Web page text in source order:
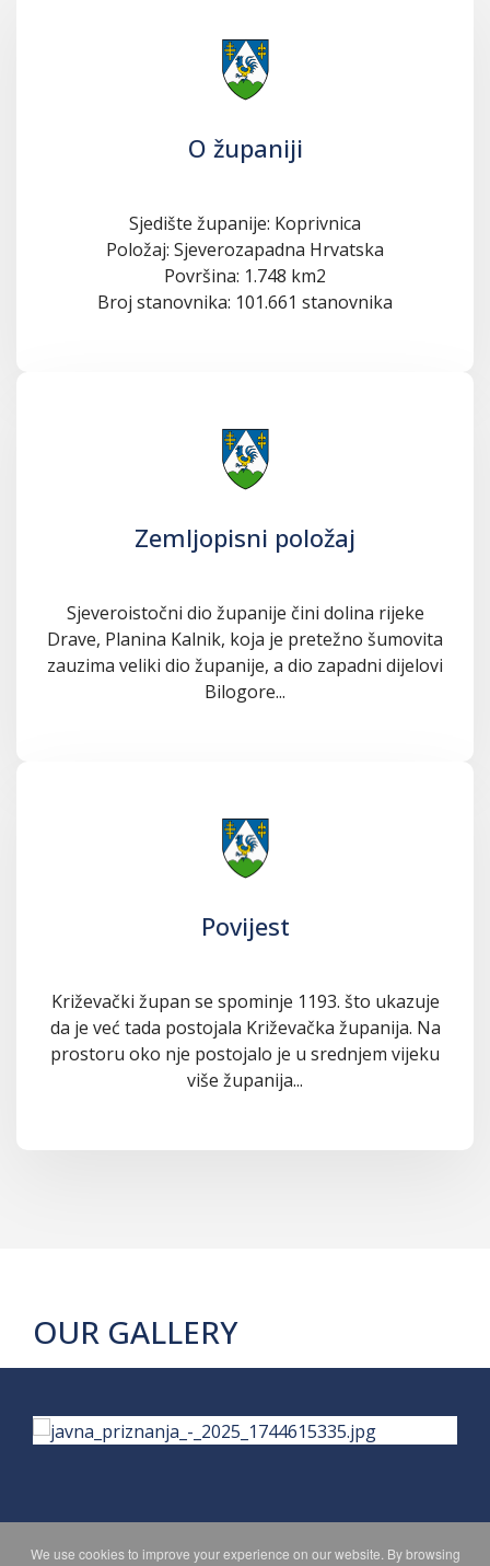
O županiji
Sjedište županije: Koprivnica
Položaj: Sjeverozapadna Hrvatska
Površina: 1.748 km2
Broj stanovnika: 101.661 stanovnika
Zemljopisni položaj
Sjeveroistočni dio županije čini dolina rijeke
Drave, Planina Kalnik, koja je pretežno šumovita
zauzima veliki dio županije, a dio zapadni dijelovi
Bilogore...
Povijest
Križevački župan se spominje 1193. što ukazuje
da je već tada postojala Križevačka županija. Na
prostoru oko nje postojalo je u srednjem vijeku
više županija...
OUR GALLERY
PRIVACY POLICY MAPA WEBA
We use cookies to improve your experience on our website. By browsing